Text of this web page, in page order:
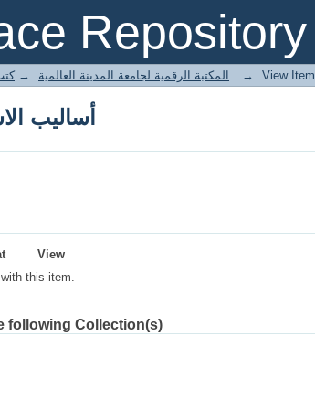
Repositoryأساليب
E-Books المكتبة الرقمية لجامعة المدينة العالمية → → View Item
أساليب
View
this item.
following Collection(s)